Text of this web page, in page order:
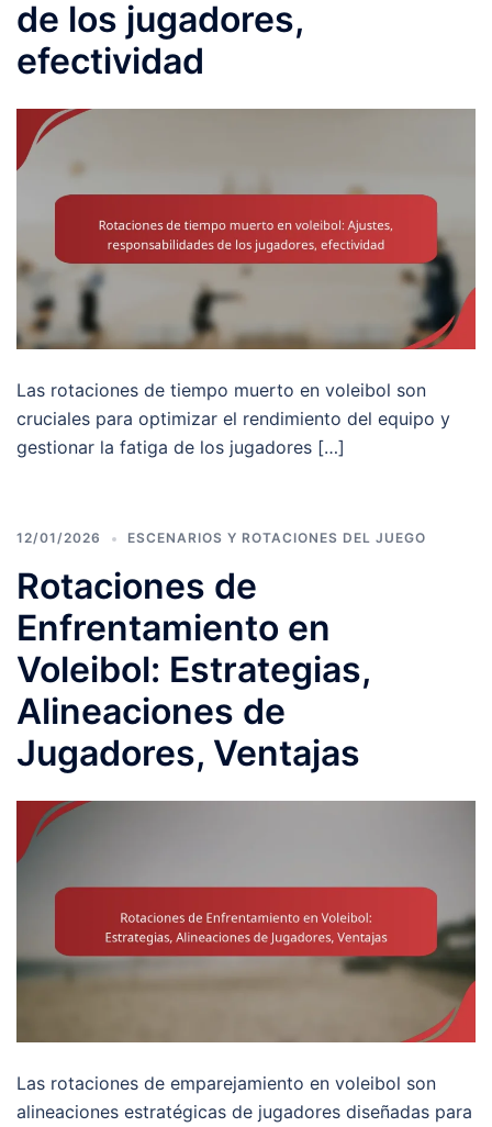
de los jugadores,
efectividad
Las rotaciones de tiempo muerto en voleibol son
cruciales para optimizar el rendimiento del equipo y
gestionar la fatiga de los jugadores […]
12/01/2026 ESCENARIOS Y ROTACIONES DEL JUEGO
Rotaciones de
Enfrentamiento en
Voleibol: Estrategias,
Alineaciones de
Jugadores, Ventajas
Las rotaciones de emparejamiento en voleibol son
alineaciones estratégicas de jugadores diseñadas para